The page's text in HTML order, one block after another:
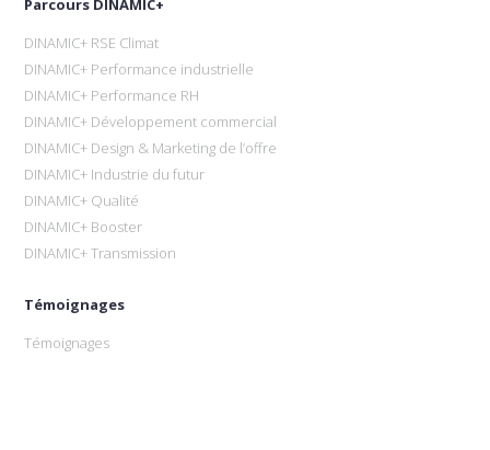
Parcours DINAMIC+
DINAMIC+ RSE Climat
DINAMIC+ Performance industrielle
DINAMIC+ Performance RH
DINAMIC+ Développement commercial
DINAMIC+ Design & Marketing de l’offre
DINAMIC+ Industrie du futur
DINAMIC+ Qualité
DINAMIC+ Booster
DINAMIC+ Transmission
Témoignages
Témoignages